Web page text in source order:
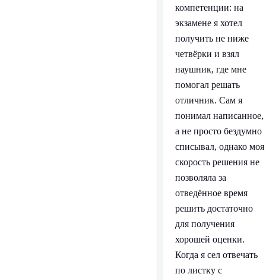
компетенции: на
экзамене я хотел
получить не ниже
четвёрки и взял
наушник, где мне
помогал решать
отличник. Сам я
понимал написанное,
а не просто бездумно
списывал, однако моя
скорость решения не
позволяла за
отведённое время
решить достаточно
для получения
хорошей оценки.
Когда я сел отвечать
по листку с